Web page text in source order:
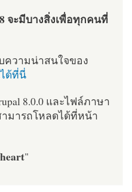
จะมีบางสิ่งเพื่อทุกคนที่
ความน่าสนใจของ
ด้ที่นี่
8.0.0 และไฟล์ภาษา
มารถโหลดได้ที่หน้า
"